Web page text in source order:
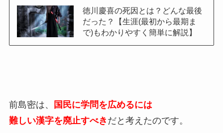
徳川慶喜の死因とは？どんな最後
だった？【生涯(最初から最期ま
で)もわかりやすく簡単に解説】
前島密は、
国民に学問を広めるには
難しい漢字を廃止すべき だと考えたのです。